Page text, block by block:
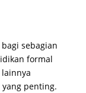
sebagian
formal
penting.